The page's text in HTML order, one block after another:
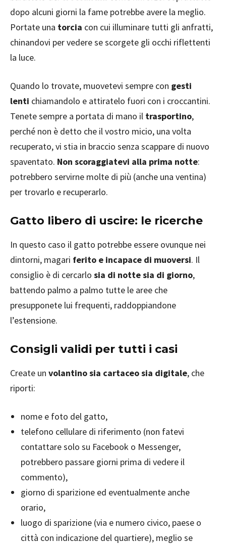
dopo alcuni giorni la fame potrebbe avere la meglio.
Portate una torcia con cui illuminare tutti gli anfratti,
chinandovi per vedere se scorgete gli occhi riflettenti
la luce.
Quando lo trovate, muovetevi sempre con gesti
lenti chiamandolo e attiratelo fuori con i croccantini.
Tenete sempre a portata di mano il trasportino,
perché non è detto che il vostro micio, una volta
recuperato, vi stia in braccio senza scappare di nuovo
spaventato. Non scoraggiatevi alla prima notte:
potrebbero servirne molte di più (anche una ventina)
per trovarlo e recuperarlo.
Gatto libero di uscire: le ricerche
In questo caso il gatto potrebbe essere ovunque nei
dintorni, magari ferito e incapace di muoversi. Il
consiglio è di cercarlo sia di notte sia di giorno,
battendo palmo a palmo tutte le aree che
presupponete lui frequenti, raddoppiandone
l’estensione.
Consigli validi per tutti i casi
Create un volantino sia cartaceo sia digitale, che
riporti:
nome e foto del gatto,
telefono cellulare di riferimento (non fatevi
contattare solo su Facebook o Messenger,
potrebbero passare giorni prima di vedere il
commento),
giorno di sparizione ed eventualmente anche
orario,
luogo di sparizione (via e numero civico, paese o
città con indicazione del quartiere), meglio se